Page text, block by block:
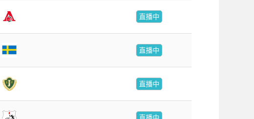
直播中
直播中
直播中